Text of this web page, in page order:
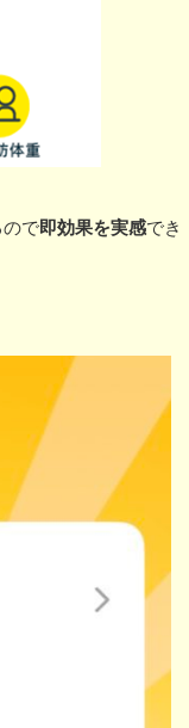
で即効果を実感でき